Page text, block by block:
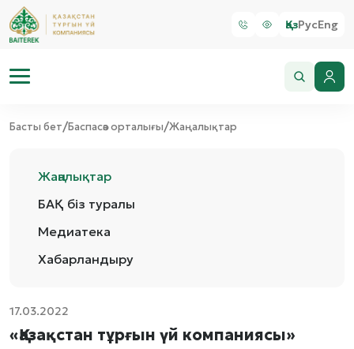
ҚазРусEng
Басты бет/Баспасөз орталығы/Жаңалықтар
Жаңалықтар
БАҚ біз туралы
Медиатека
Хабарландыру
17.03.2022
«Қазақстан тұрғын үй компаниясы»